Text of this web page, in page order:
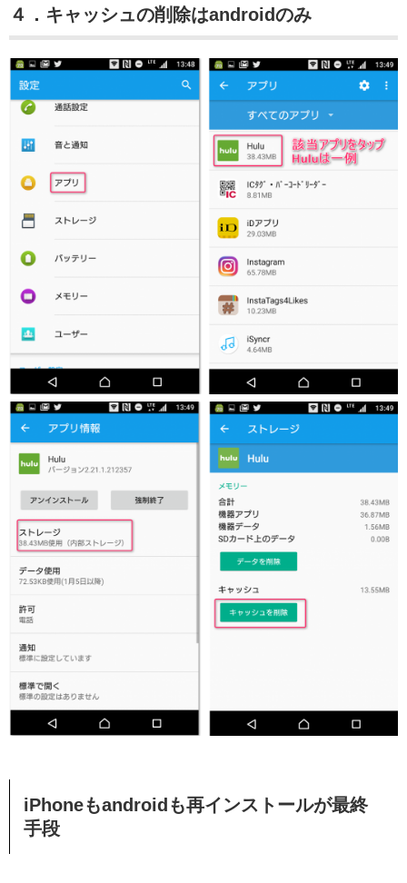
４．キャッシュの削除はandroidのみ
iPhoneもandroidも再インストールが最終
手段